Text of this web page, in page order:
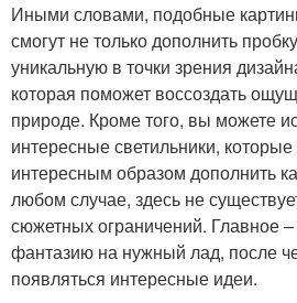
Иными словами, подобные
смогут не только дополнить
уникальную в точки зрения
которая поможет воссоздать
природе. Кроме того, вы можете
интересные светильники,
интересным образом дополнить
любом случае, здесь не
сюжетных ограничений. Главное
фантазию на нужный лад, после
появляться интересные идеи.